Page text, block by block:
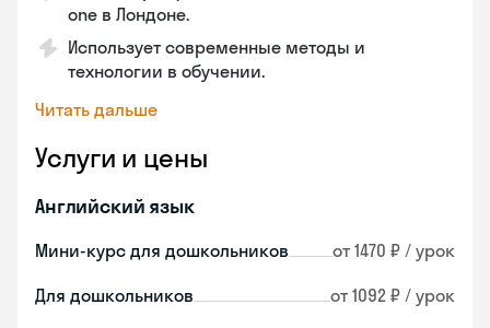
one в Лондоне.
Использует современные методы и
технологии в обучении.
Читать дальше
Услуги и цены
Английский язык
Мини-курс для дошкольников от 1470 ₽ / урок
Для дошкольников от 1092 ₽ / урок